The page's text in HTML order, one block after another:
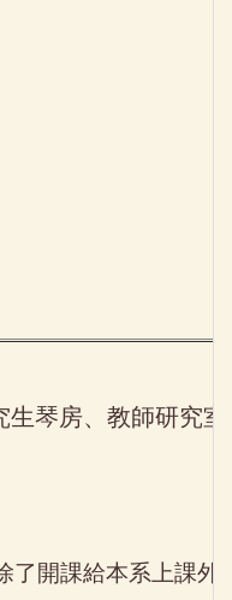
生琴房、教師研究
了開課給本系上課外